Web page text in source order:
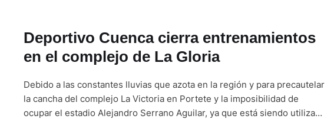
Deportivo Cuenca cierra entrenamientos
en el complejo de La Gloria
Debido a las constantes lluvias que azota en la región y para precautelar
la cancha del complejo La Victoria en Portete y la imposibilidad de
ocupar el estadio Alejandro Serrano Aguilar, ya que está siendo utilizado